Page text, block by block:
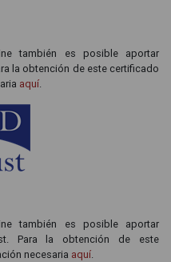
también es posible aportar
la obtención de este certificado
aquí.
también es posible aportar
Para la obtención de este
necesaria aquí.